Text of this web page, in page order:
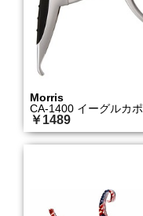
Morris
CA-1400 イーグルカポ
￥1489